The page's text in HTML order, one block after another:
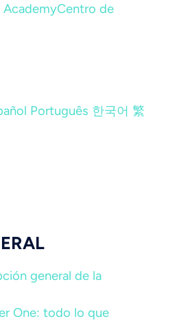
AcademyCentro de
Português 한국어 繁
general de la
One: todo lo que